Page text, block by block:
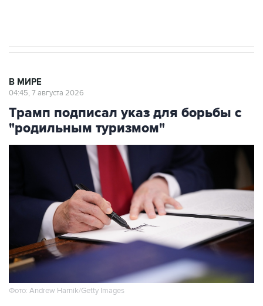
В МИРЕ
04:45, 7 августа 2026
Трамп подписал указ для борьбы с
"родильным туризмом"
Фото: Andrew Harnik/Getty Images